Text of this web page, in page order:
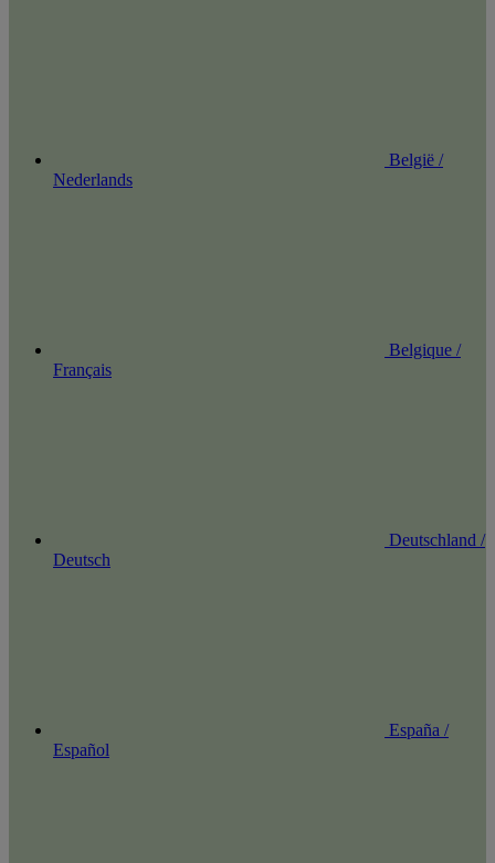
België /
Nederlands
Belgique /
Français
Deutschland /
Deutsch
España /
Español